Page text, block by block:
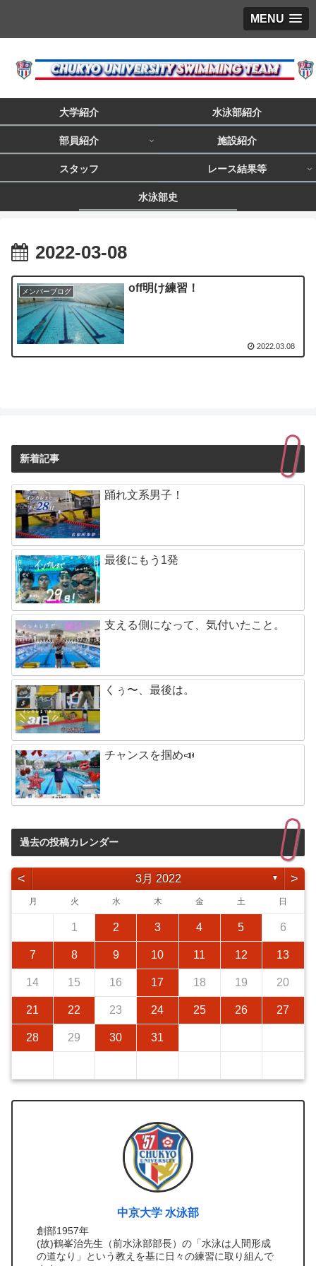
MENU
大学紹介 水泳部紹介
部員紹介 施設紹介
スタッフ レース結果等
水泳部史
2022-03-08
メンバーブログ off明け練習！
2022.03.08
新着記事
踊れ文系男子！
最後にもう1発
支える側になって、気付いたこと。
くぅ〜、最後は。
チャンスを掴め📣
過去の投稿カレンダー
< 3月 2022 ▼ >
月 火 水 木 金 土 日
1 2 3 4 5 6
7 8 9 10 11 12 13
14 15 16 17 18 19 20
21 22 23 24 25 26 27
28 29 30 31
中京大学 水泳部
創部1957年
(故)鶴峯治先生（前水泳部部長）の「水泳は人間形成
の道なり」という教えを基に日々の練習に取り組んで